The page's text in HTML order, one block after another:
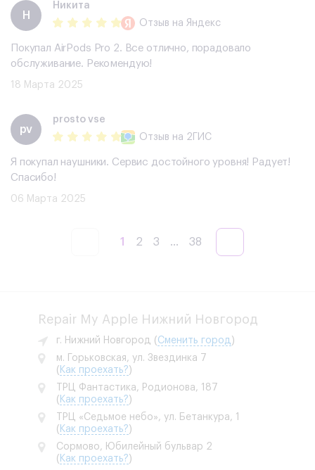
Н
Никита
Отзыв на Яндекс
Покупал AirPods Pro 2. Все отлично, порадовало
обслуживание. Рекомендую!
18 Марта 2025
pv
prosto vse
Отзыв на 2ГИС
Я покупал наушники. Сервис достойного уровня! Радует!
Спасибо!
06 Марта 2025
1 2 3 ... 38
Repair My Apple Нижний Новгород
г. Нижний Новгород ( Сменить город )
м. Горьковская, ул. Звездинка 7
( Как проехать? )
ТРЦ Фантастика, Родионова, 187
( Как проехать? )
ТРЦ «Седьмое небо», ул. Бетанкура, 1
( Как проехать? )
Сормово, Юбилейный бульвар 2
( Как проехать? )